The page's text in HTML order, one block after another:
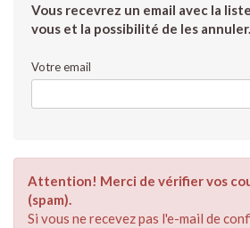
Vous recevrez un email avec la
vous et la possibilité de les annuler.
Votre email
Attention! Merci de vérifier vos
(spam).
Si vous ne recevez pas l'e-mail de